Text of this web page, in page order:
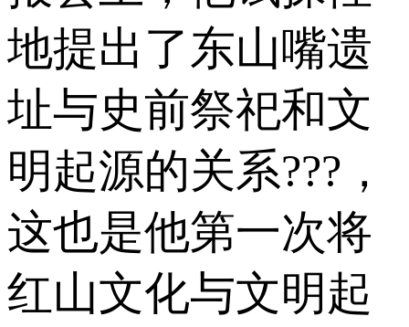
地提出了东山嘴遗
址与史前祭祀和文
明起源的关系???，
这也是他第一次将
红山文化与文明起